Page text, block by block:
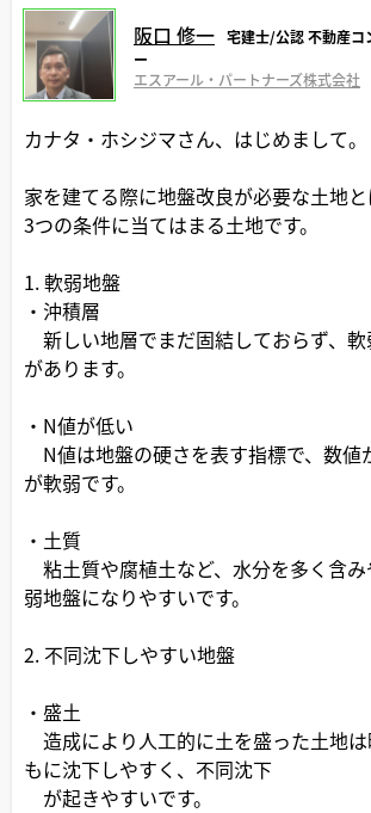
阪口 修一 宅建士/公認 不動産コ
ー
エスアール・パートナーズ株式会社
カナタ・ホシジマさん、はじめまして。
家を建てる際に地盤改良が必要な土地
3つの条件に当てはまる土地です。
1. 軟弱地盤
・沖積層
新しい地層でまだ固結しておらず、
があります。
・N値が低い
N値は地盤の硬さを表す指標で、数値
が軟弱です。
・土質
粘土質や腐植土など、水分を多く含
弱地盤になりやすいです。
2. 不同沈下しやすい地盤
・盛土
造成により人工的に土を盛った土地
もに沈下しやすく、不同沈下
が起きやすいです。